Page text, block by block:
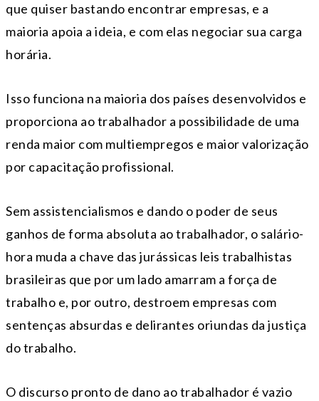
que quiser bastando encontrar empresas, e a
maioria apoia a ideia, e com elas negociar sua carga
horária.
Isso funciona na maioria dos países desenvolvidos e
proporciona ao trabalhador a possibilidade de uma
renda maior com multiempregos e maior valorização
por capacitação profissional.
Sem assistencialismos e dando o poder de seus
ganhos de forma absoluta ao trabalhador, o salário-
hora muda a chave das jurássicas leis trabalhistas
brasileiras que por um lado amarram a força de
trabalho e, por outro, destroem empresas com
sentenças absurdas e delirantes oriundas da justiça
do trabalho.
O discurso pronto de dano ao trabalhador é vazio